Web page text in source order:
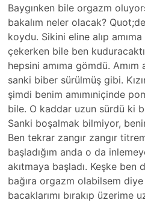
Baygınken bile orgazm
bakalım neler olacak?
koydu. Sikini eline alıp amıma
çekerken bile ben
hepsini amıma gömdü. Amım
sanki­ biber sürülmüş gibi.
şimdi benim amımıniçinde
bile. O kaddar uzun sürdü ki
Sanki boşalmak bilmiyor,
Ben tekrar zangır zangır
başladığım anda o da
akıtmaya başladı. Keşke ben
bağıra orgazm olabilsem
bacaklarımı bırakıp üzerime